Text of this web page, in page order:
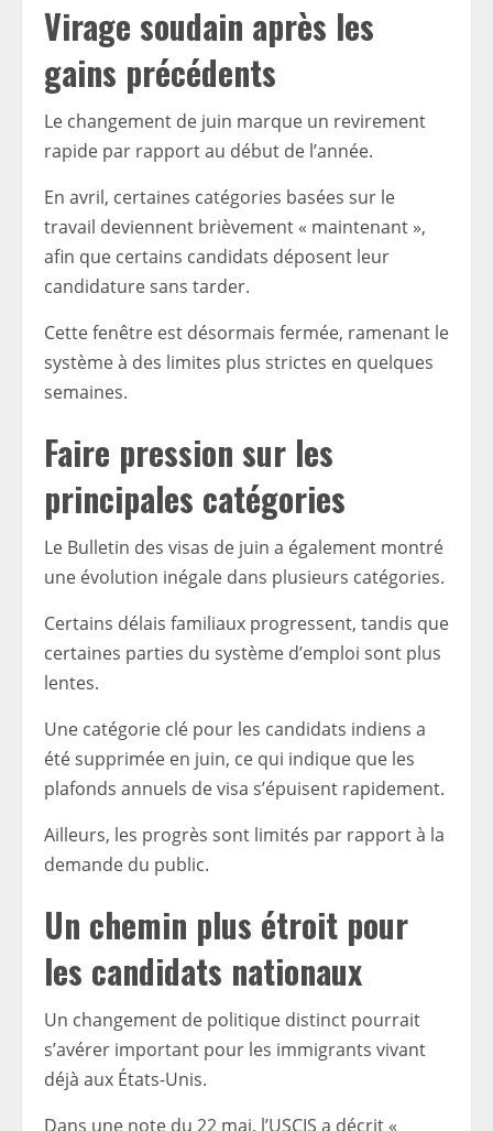
Virage soudain après les
gains précédents
Le changement de juin marque un revirement
rapide par rapport au début de l’année.
En avril, certaines catégories basées sur le
travail deviennent brièvement « maintenant »,
afin que certains candidats déposent leur
candidature sans tarder.
Cette fenêtre est désormais fermée, ramenant le
système à des limites plus strictes en quelques
semaines.
Faire pression sur les
principales catégories
Le Bulletin des visas de juin a également montré
une évolution inégale dans plusieurs catégories.
Certains délais familiaux progressent, tandis que
certaines parties du système d’emploi sont plus
lentes.
Une catégorie clé pour les candidats indiens a
été supprimée en juin, ce qui indique que les
plafonds annuels de visa s’épuisent rapidement.
Ailleurs, les progrès sont limités par rapport à la
demande du public.
Un chemin plus étroit pour
les candidats nationaux
Un changement de politique distinct pourrait
s’avérer important pour les immigrants vivant
déjà aux États-Unis.
Dans une note du 22 mai, l’USCIS a décrit «